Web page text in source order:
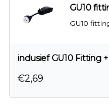
GU10
GU10
inclusief GU10 Fitting
€2,69